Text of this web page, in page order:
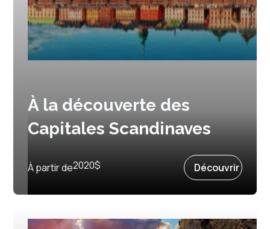
À la découverte des
Capitales Scandinaves
30 mai 2026
À partir de2020$ Découvrir